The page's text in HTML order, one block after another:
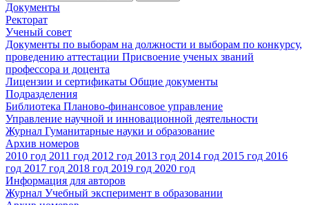
Документы
Ректорат
Ученый совет
Документы по выборам на должности и выборам по конкурсу,
проведению аттестации Присвоение ученых званий
профессора и доцента
Лицензии и сертификаты Общие документы
Подразделения
Библиотека Планово-финансовое управление
Управление научной и инновационной деятельности
Журнал Гуманитарные науки и образование
Архив номеров
2010 год 2011 год 2012 год 2013 год 2014 год 2015 год 2016
год 2017 год 2018 год 2019 год 2020 год
Информация для авторов
Журнал Учебный эксперимент в образовании